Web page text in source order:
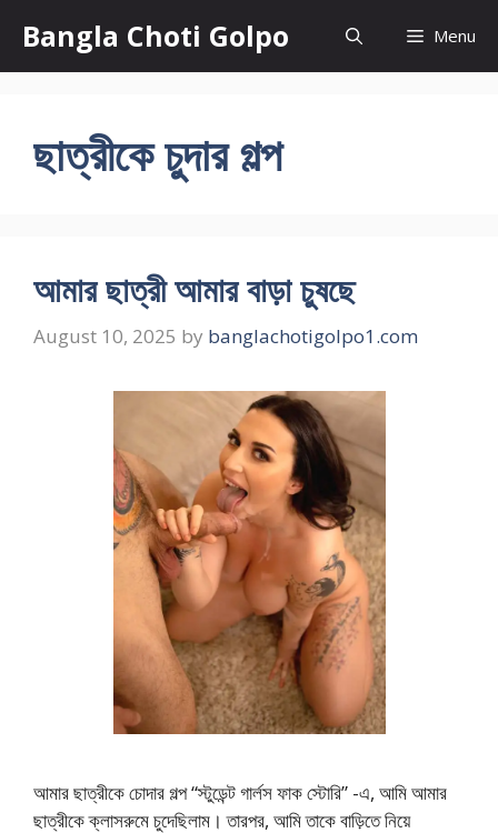
content
Bangla Choti Golpo Menu
ছাত্রীকে চুদার গল্প
আমার ছাত্রী আমার বাড়া চুষছে
August 10, 2025 by banglachotigolpo1.com
আমার ছাত্রীকে চোদার গল্প “স্টুডেন্ট গার্লস ফাক স্টোরি” -এ, আমি আমার
ছাত্রীকে ক্লাসরুমে চুদেছিলাম। তারপর, আমি তাকে বাড়িতে নিয়ে